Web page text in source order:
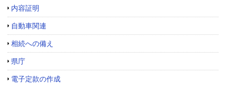
内容証明
自動車関連
相続への備え
県庁
電子定款の作成